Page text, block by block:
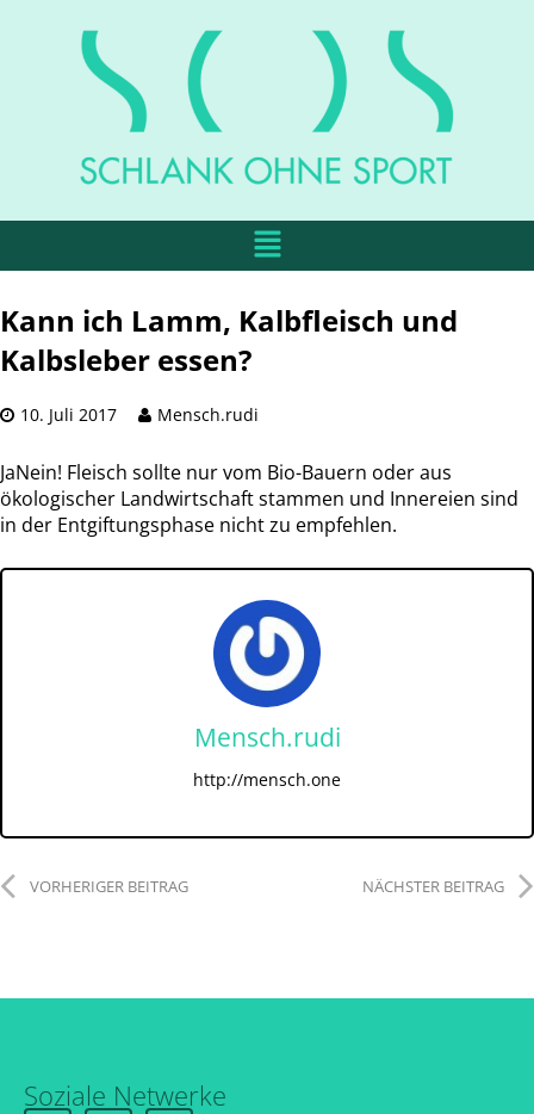
Kann ich Lamm, Kalbfleisch und
Kalbsleber essen?
10. Juli 2017 Mensch.rudi
JaNein! Fleisch sollte nur vom Bio-Bauern oder aus
ökologischer Landwirtschaft stammen und Innereien sind
in der Entgiftungsphase nicht zu empfehlen.
Mensch.rudi
http://mensch.one
VORHERIGER BEITRAG NÄCHSTER BEITRAG
Soziale Netwerke